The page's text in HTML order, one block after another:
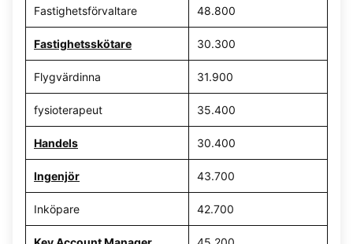
Fastighetsförvaltare 48.800
Fastighetsskötare 30.300
Flygvärdinna 31.900
fysioterapeut 35.400
Handels 30.400
Ingenjör 43.700
Inköpare 42.700